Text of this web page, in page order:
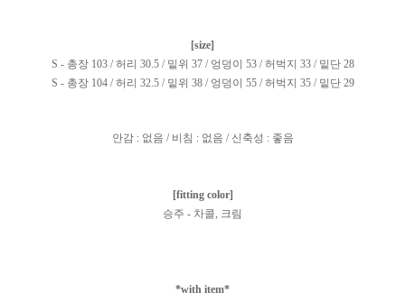
[size]
S - 총장 103 / 허리 30.5 / 밑위 37 / 엉덩이 53 / 허벅지 33 / 밑단 28
S - 총장 104 / 허리 32.5 / 밑위 38 / 엉덩이 55 / 허벅지 35 / 밑단 29
안감 : 없음 / 비침 : 없음 / 신축성 : 좋음
[fitting color]
승주 - 차콜, 크림
*with item*